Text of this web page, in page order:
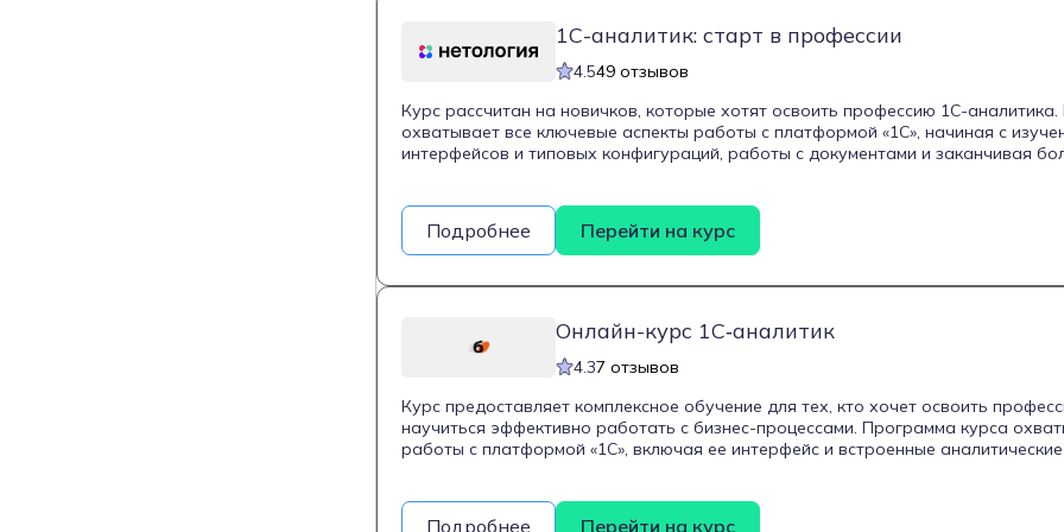
1С-аналитик: старт в профессии
4.549 отзывов
Курс рассчитан на новичков, которые хотят освоить профессию 1С-
охватывает все ключевые аспекты работы с платформой «1С», начиная с
интерфейсов и типовых конфигураций, работы с документами и заканчивая
технические задания и эффективно ставить задачи разработчикам. Программа
месяцев, в течение которых студенты совмещают 86 часов теоретических
практической работы, выполняя реальные проекты, что помогает в
Программа аккредитована компанией «1С», что подтверждает ее
Подробнее Перейти на курс
Онлайн-курс 1С‑аналитик
4.37 отзывов
Курс предоставляет комплексное обучение для тех, кто хочет освоить
научиться эффективно работать с бизнес-процессами. Программа курса
работы с платформой «1С», включая ее интерфейс и встроенные
настраивать типовые конфигурации, а также развивают навыки
Подробнее Перейти на курс